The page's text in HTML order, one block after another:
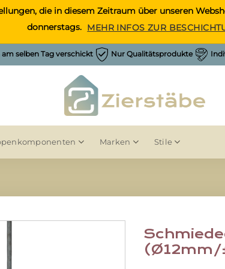
die in diesem Zeitraum über unseren
donnerstags. MEHR INFOS ZUR
selben Tag verschickt Nur Qualitätsprodukte
Marken Stile
(Ø12mm/